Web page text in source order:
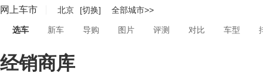
网上车市 北京 [切换] 全部城市>>
选车 新车 导购 图片 评测 对比 车型
经销商库